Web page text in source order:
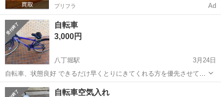
プリフラ Ad
自転車
3,000円
八丁堀駅
3月24日
自転車、状態良好 できるだけ早くとりにきてくれる方を優先させてい
ただきます。 よろしくおねがいします。
東京 中央区 八丁堀駅 折りたたみ自転車
自転車空気入れ